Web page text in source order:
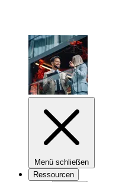
Menü schließen
Ressourcen